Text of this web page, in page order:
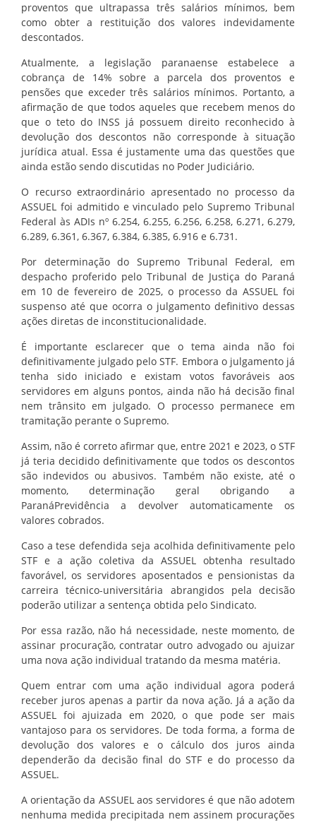
proventos que ultrapassa três salários mínimos, bem
como obter a restituição dos valores indevidamente
descontados.
Atualmente, a legislação paranaense estabelece a
cobrança de 14% sobre a parcela dos proventos e
pensões que exceder três salários mínimos. Portanto, a
afirmação de que todos aqueles que recebem menos do
que o teto do INSS já possuem direito reconhecido à
devolução dos descontos não corresponde à situação
jurídica atual. Essa é justamente uma das questões que
ainda estão sendo discutidas no Poder Judiciário.
O recurso extraordinário apresentado no processo da
ASSUEL foi admitido e vinculado pelo Supremo Tribunal
Federal às ADIs nº 6.254, 6.255, 6.256, 6.258, 6.271, 6.279,
6.289, 6.361, 6.367, 6.384, 6.385, 6.916 e 6.731.
Por determinação do Supremo Tribunal Federal, em
despacho proferido pelo Tribunal de Justiça do Paraná
em 10 de fevereiro de 2025, o processo da ASSUEL foi
suspenso até que ocorra o julgamento definitivo dessas
ações diretas de inconstitucionalidade.
É importante esclarecer que o tema ainda não foi
definitivamente julgado pelo STF. Embora o julgamento já
tenha sido iniciado e existam votos favoráveis aos
servidores em alguns pontos, ainda não há decisão final
nem trânsito em julgado. O processo permanece em
tramitação perante o Supremo.
Assim, não é correto afirmar que, entre 2021 e 2023, o STF
já teria decidido definitivamente que todos os descontos
são indevidos ou abusivos. Também não existe, até o
momento, determinação geral obrigando a
ParanáPrevidência a devolver automaticamente os
valores cobrados.
Caso a tese defendida seja acolhida definitivamente pelo
STF e a ação coletiva da ASSUEL obtenha resultado
favorável, os servidores aposentados e pensionistas da
carreira técnico-universitária abrangidos pela decisão
poderão utilizar a sentença obtida pelo Sindicato.
Por essa razão, não há necessidade, neste momento, de
assinar procuração, contratar outro advogado ou ajuizar
uma nova ação individual tratando da mesma matéria.
Quem entrar com uma ação individual agora poderá
receber juros apenas a partir da nova ação. Já a ação da
ASSUEL foi ajuizada em 2020, o que pode ser mais
vantajoso para os servidores. De toda forma, a forma de
devolução dos valores e o cálculo dos juros ainda
dependerão da decisão final do STF e do processo da
ASSUEL.
A orientação da ASSUEL aos servidores é que não adotem
nenhuma medida precipitada nem assinem procurações